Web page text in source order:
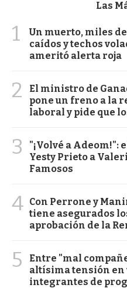
Las
1
Un muerto, miles
caídos y techos
ameritó alerta roja
2
El ministro de
pone un freno a la
laboral y pide que
3
"¡Volvé a Adeom!":
Yesty Prieto a
Famosos
4 Con Perrone y
tiene asegurados
aprobación de la
5
Entre "mal
altísima tensión en
integrantes de